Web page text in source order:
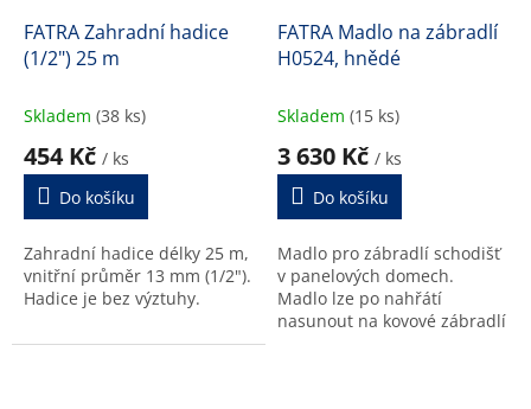
FATRA Zahradní hadice
(1/2") 25 m
Skladem (38 ks)
454 Kč / ks
Do košíku
Zahradní hadice délky 25 m,
vnitřní průměr 13 mm (1/2").
Hadice je bez výztuhy.
FATRA Madlo na zábradlí
H0524, hnědé
Skladem (15 ks)
3 630 Kč / ks
Do košíku
Madlo pro zábradlí schodišť
v panelových domech.
Madlo lze po nahřátí
nasunout na kovové zábradlí